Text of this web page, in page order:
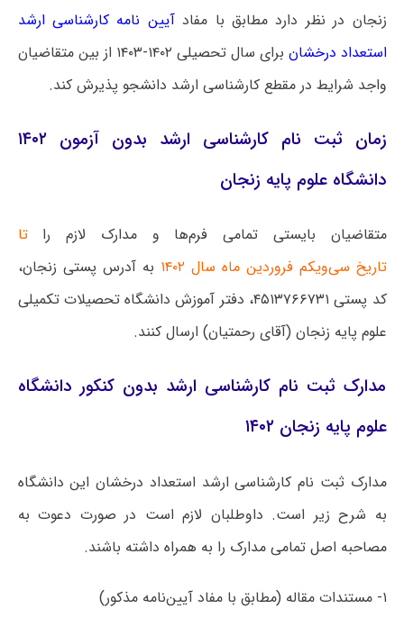
زنجان در نظر دارد مطابق با مفادآیین نامه کارشناسی ارشد
استعداد درخشان
برای سال تحصیلی ۱۴۰۲-۱۴۰۳ از بین متقاضیان
واجد شرایط در مقطع کارشناسی ارشد دانشجو پذیرش کند.
زمان ثبت نام کارشناسی ارشد بدون آزمون ۱۴۰۲
دانشگاه علوم پایه زنجان
متقاضیان بایستی تمامی فرم‌ها و مدارک لازم راتا
تاریخ سی‌ویکم فروردین ماه سال ۱۴۰۲
به آدرس پستی زنجان،
کد پستی ۴۵۱۳۷۶۶۷۳۱، دفتر آموزش دانشگاه تحصیلات تکمیلی
علوم پایه زنجان (آقای رحمتیان) ارسال کنند.
مدارک ثبت نام کارشناسی ارشد بدون کنکور دانشگاه
علوم پایه زنجان ۱۴۰۲
مدارک ثبت نام کارشناسی ارشد استعداد درخشان این دانشگاه
به شرح زیر است. داوطلبان لازم است در صورت دعوت به
مصاحبه اصل تمامی مدارک را به همراه داشته باشند.
۱- مستندات مقاله (مطابق با مفاد آیین‌نامه مذکور)